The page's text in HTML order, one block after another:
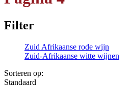
Filter
Zuid Afrikaanse rode wijn
Zuid-Afrikaanse witte wijnen
Sorteren op:
Standaard